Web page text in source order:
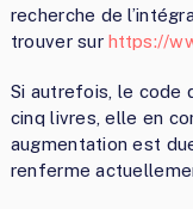
recherche de
trouver surhttps://
Si autrefois, le code
cinq livres, elle en
augmentation est
renferme